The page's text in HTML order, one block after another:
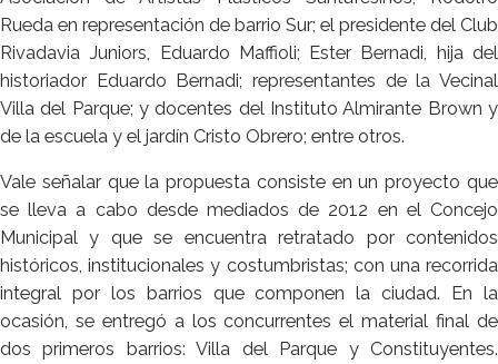
Rueda en representación de barrio Sur; el presidente del Club
Rivadavia Juniors, Eduardo Maffioli; Ester Bernadi, hija del
historiador Eduardo Bernadi; representantes de la Vecinal
Villa del Parque; y docentes del Instituto Almirante Brown y
de la escuela y el jardín Cristo Obrero; entre otros.
Vale señalar que la propuesta consiste en un proyecto que
se lleva a cabo desde mediados de 2012 en el Concejo
Municipal y que se encuentra retratado por contenidos
históricos, institucionales y costumbristas; con una recorrida
integral por los barrios que componen la ciudad. En la
ocasión, se entregó a los concurrentes el material final de
dos primeros barrios: Villa del Parque y Constituyentes.